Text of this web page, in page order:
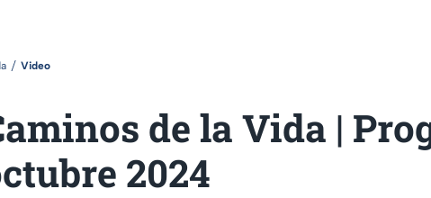
Video
de la Vida |
2024